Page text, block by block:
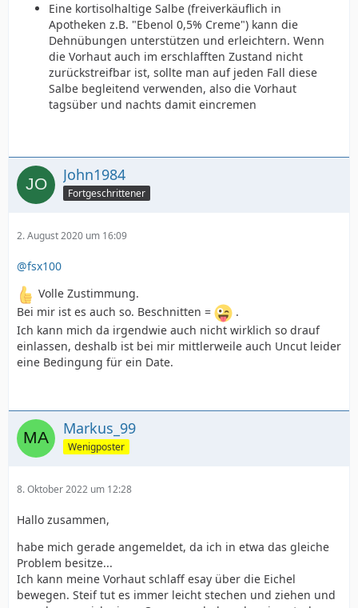
Eine kortisolhaltige Salbe (freiverkäuflich in
Apotheken z.B. "Ebenol 0,5% Creme") kann die
Dehnübungen unterstützen und erleichtern. Wenn
die Vorhaut auch im erschlafften Zustand nicht
zurückstreifbar ist, sollte man auf jeden Fall diese
Salbe begleitend verwenden, also die Vorhaut
tagsüber und nachts damit eincremen
John1984
Fortgeschrittener
2. August 2020 um 16:09
@fsx100
Volle Zustimmung.
Bei mir ist es auch so. Beschnitten =
.
Ich kann mich da irgendwie auch nicht wirklich so drauf
einlassen, deshalb ist bei mir mittlerweile auch Uncut leider
eine Bedingung für ein Date.
Markus_99
Wenigposter
8. Oktober 2022 um 12:28
Hallo zusammen,
habe mich gerade angemeldet, da ich in etwa das gleiche
Problem besitze...
Ich kann meine Vorhaut schlaff esay über die Eichel
bewegen. Steif tut es immer leicht stechen und ziehen und